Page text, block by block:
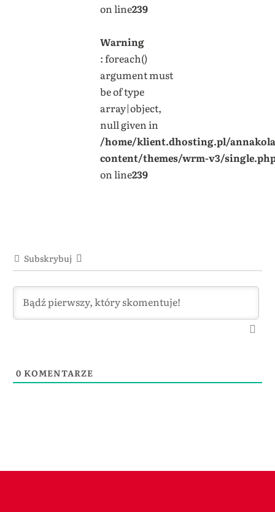
on line239
Warning
: foreach()
argument must
be of type
array|object,
null given in
/home/klient.dhosting.pl/
content/themes/wrm-v3/
on line239
Subskrybuj
0 KOMENTARZE